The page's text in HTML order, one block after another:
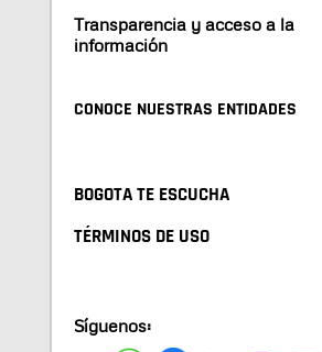
Transparencia y acceso a la
información
CONOCE NUESTRAS ENTIDADES
BOGOTA TE ESCUCHA
TÉRMINOS DE USO
Síguenos: